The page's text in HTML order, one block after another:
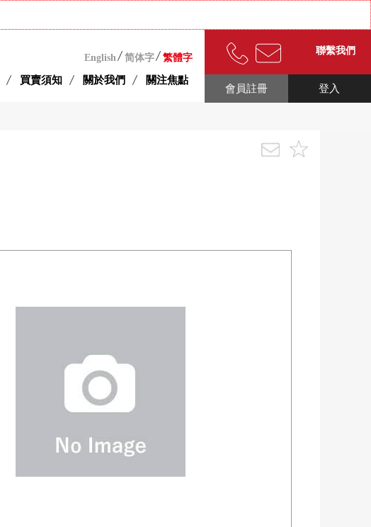
English 简体字 繁體字
買賣須知 關於我們 關注焦點
聯繫我們
登入
會員註冊